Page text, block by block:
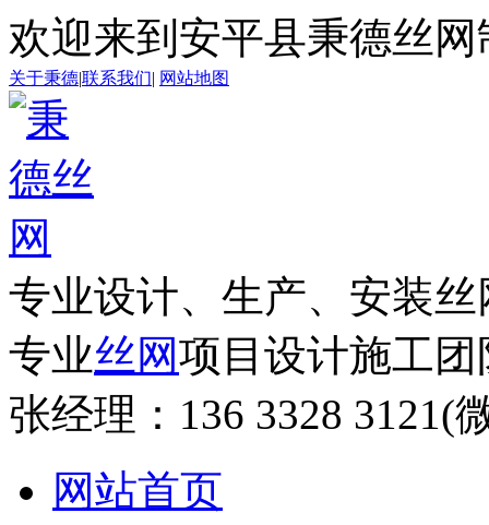
欢迎来到安平县秉德丝
关于秉德|联系我们| 网站地图
专业设计、生产、安装丝
专业丝网项目设计施工团
张经理： 136 3328 3121(
网站首页